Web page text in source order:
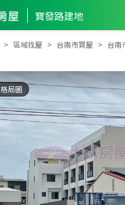
寶發路建地
區域找屋 台南市買屋 台南
格局圖